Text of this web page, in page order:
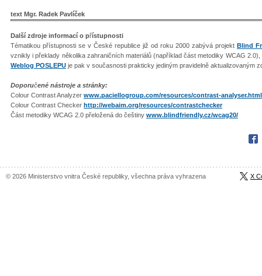
text Mgr. Radek Pavlíček
Další zdroje informací o přístupnosti
Tématikou přístupnosti se v České republice již od roku 2000 zabývá projekt Blind
vznikly i překlady několika zahraničních materiálů (například část metodiky WCAG
Weblog POSLEPU je pak v současnosti prakticky jediným pravidelně aktualizovaným
Doporučené nástroje a stránky:
Colour Contrast Analyzer www.paciellogroup.com/resources/contrast-analyser.html
Colour Contrast Checker http://webaim.org/resources/contrastchecker
Část metodiky WCAG 2.0 přeložená do češtiny www.blindfriendly.cz/wcag20/
© 2026 Ministerstvo vnitra České republiky, všechna práva vyhrazena X